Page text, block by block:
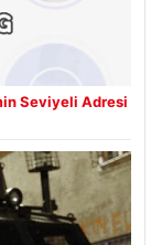
Seviyeli Adresi